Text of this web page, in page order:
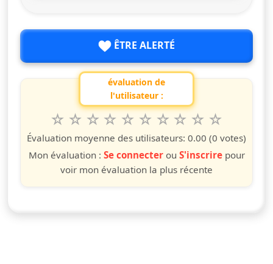
ÊTRE ALERTÉ
évaluation de
l'utilisateur :
questo spettacolo da 1 a 10 étoiles
10
étoiles
9
étoiles
8
étoiles
7
étoiles
6
étoiles
5
étoiles
4
étoiles
3
étoiles
2
étoiles
étoile
Évaluation moyenne des utilisateurs: 0.00 (0 votes)
Mon évaluation : Se connecterou S'inscrirepour
voir mon évaluation la plus récente